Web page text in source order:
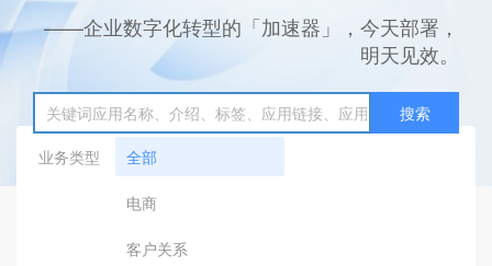
——企业数字化转型的「加速器」，今天部署，
明天见效。
搜索
业务类型
全部
电商
客户关系